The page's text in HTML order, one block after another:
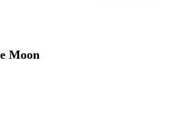
Moon